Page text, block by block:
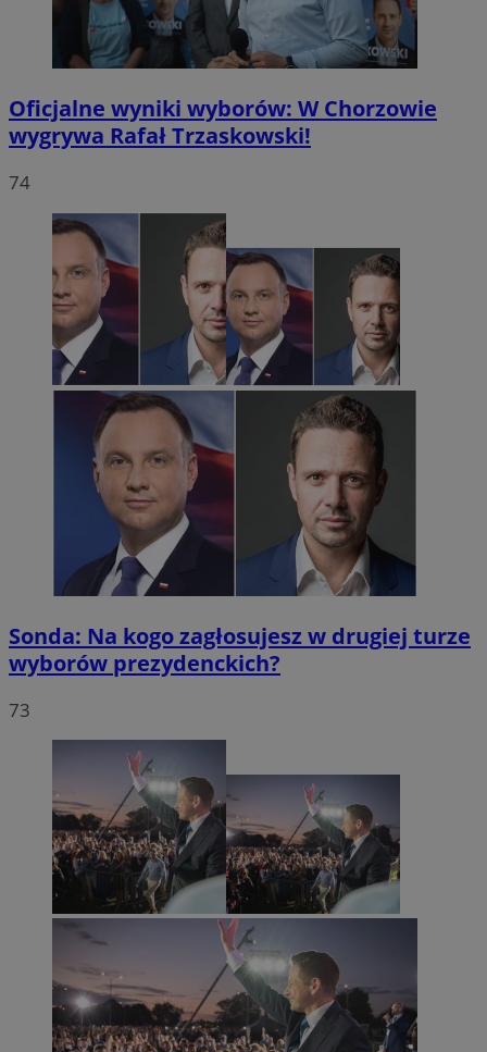
Oficjalne wyniki wyborów: W Chorzowie
wygrywa Rafał Trzaskowski!
74
Sonda: Na kogo zagłosujesz w drugiej turze
wyborów prezydenckich?
73